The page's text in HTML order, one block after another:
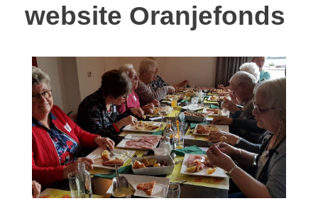
website Oranjefonds